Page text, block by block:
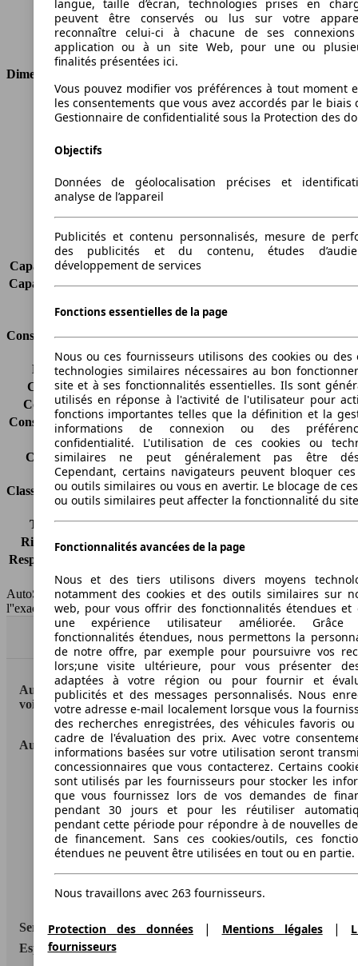
Cylindres
4
Transmission
Boîte manuelle
Type de traction
Traction avant
Dimensions
Longueur
4756 mm
Hauteur
1880 mm
Largeur
Poids maximum
2465 kg
Charge maximale
Sièges
Charge sur toit
-
Capacité de remorquage (sans freins)
Capacité de remorquage (avec freins) 1300 kg
Consommation
Émissions de CO2*
-
Consommation (ville)
-
Consommation (route)
-
Consommation (combinée)* -
Classe d'émissions
Euro 6
Capacité du réservoir
60 l
Classes d'assurance
Tous risques
-
Risques partiels
-
Responsabilité civile
HSN/TSN
n.c./n.c.
AutoScout24 France SAS décline toute responsabilité concernant
l''exactitude des indications fournies.
Haut
AutoScout24: la plus grande plateforme en ligne de
voitures en Europe
AutoScout24
A propos d'AutoScout24
Conditions d'utilisation
Informations légales
Protection des données
Accessibility Statement
Service
Espace Pro
langue, taille d’écran, technologies prises en
peuvent être conservés ou lus sur votre
reconnaître celui-ci à chacune de ses
application ou à un site Web, pour une ou
finalités présentées ici.
Vous pouvez modifier vos préférences à tout moment
les consentements que vous avez accordés par le biais
Gestionnaire de confidentialité sous la Protection des
Objectifs
Données de géolocalisation précises et
analyse de l’appareil
Publicités et contenu personnalisés, mesure de
des publicités et du contenu, études
développement de services
Fonctions essentielles de la page
Nous ou ces fournisseurs utilisons des cookies ou des
technologies similaires nécessaires au bon
site et à ses fonctionnalités essentielles. Ils sont
utilisés en réponse à l'activité de l'utilisateur pour
fonctions importantes telles que la définition et la
informations de connexion ou des
confidentialité. L'utilisation de ces cookies ou
similaires ne peut généralement pas être
Cependant, certains navigateurs peuvent bloquer ces
ou outils similaires ou vous en avertir. Le blocage de
ou outils similaires peut affecter la fonctionnalité du
Fonctionnalités avancées de la page
Nous et des tiers utilisons divers moyens
notamment des cookies et des outils similaires sur
web, pour vous offrir des fonctionnalités étendues et
une expérience utilisateur améliorée.
fonctionnalités étendues, nous permettons la
de notre offre, par exemple pour poursuivre vos
lors;une visite ultérieure, pour vous présenter
adaptées à votre région ou pour fournir et
publicités et des messages personnalisés. Nous
votre adresse e-mail localement lorsque vous la
des recherches enregistrées, des véhicules favoris
cadre de l'évaluation des prix. Avec votre
informations basées sur votre utilisation seront
concessionnaires que vous contacterez. Certains
sont utilisés par les fournisseurs pour stocker les
que vous fournissez lors de vos demandes de
pendant 30 jours et pour les réutiliser
pendant cette période pour répondre à de nouvelles
de financement. Sans ces cookies/outils, ces
étendues ne peuvent être utilisées en tout ou en partie.
Nous travaillons avec 263 fournisseurs.
Protection des données | Mentions légales|
fournisseurs